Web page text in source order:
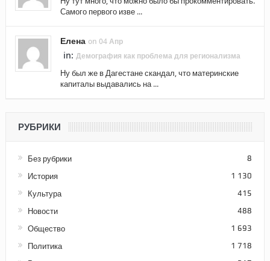
Самого первого изве ...
Елена on 04 Апр
in: Демография как проблема для регионализма
Ну был же в Дагестане скандал, что материнские
капиталы выдавались на ...
РУБРИКИ
Без рубрики 8
История 1 130
Культура 415
Новости 488
Общество 1 693
Политика 1 718